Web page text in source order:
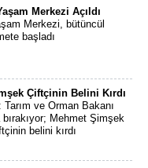
Merkezi Açıldı
Merkezi, bütüncül
başladı
Çiftçinin Belini Kırdı
ve Orman Bakanı
Mehmet Şimşek
belini kırdı